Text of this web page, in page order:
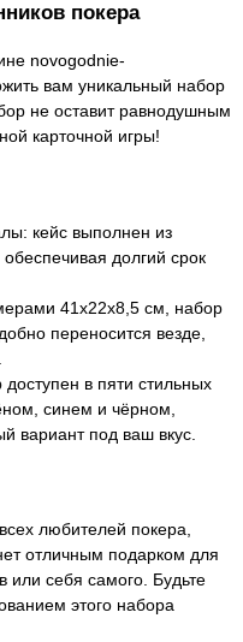
покера
novogodnie-
вам уникальный набор
не оставит равнодушным
карточной игры!
кейс выполнен из
долгий срок
41х22х8,5 см, набор
переносится везде,
в пяти стильных
синем и чёрном,
вариант под ваш вкус.
любителей покера,
отличным подарком для
или себя самого. Будьте
этого набора